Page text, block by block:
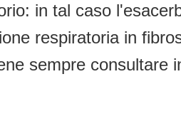
in tal caso
respiratoria in
sempre consultare